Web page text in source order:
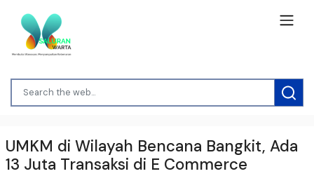
UMKM di Wilayah Bencana Bangkit, Ada
13 Juta Transaksi di E Commerce